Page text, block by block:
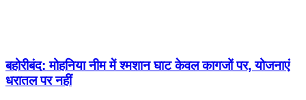
बहोरीबंद: मोहनिया नीम में श्मशान घाट केवल कागजों पर, योजनाएं
धरातल पर नहीं